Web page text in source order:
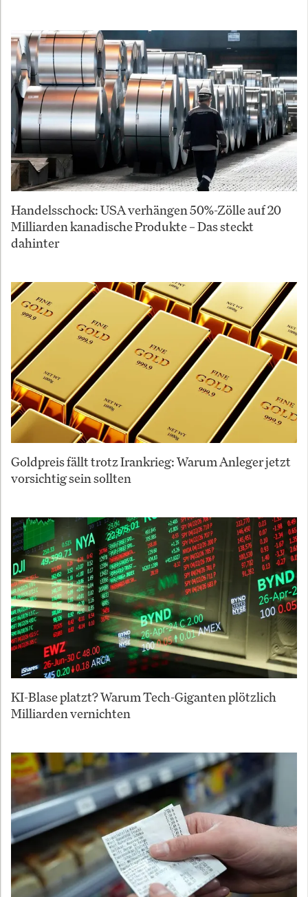
Handelsschock: USA verhängen 50%-Zölle auf 20
Milliarden kanadische Produkte – Das steckt
dahinter
Goldpreis fällt trotz Irankrieg: Warum Anleger jetzt
vorsichtig sein sollten
KI-Blase platzt? Warum Tech-Giganten plötzlich
Milliarden vernichten